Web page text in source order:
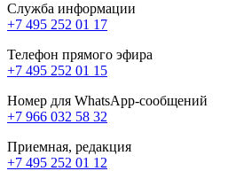
Служба информации
+7 495 252 01 17
Телефон прямого эфира
+7 495 252 01 15
Номер для WhatsApp-сообщений
+7 966 032 58 32
Приемная, редакция
+7 495 252 01 12